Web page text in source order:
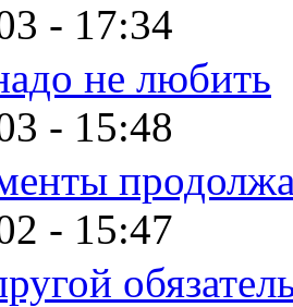
- 17:34
не любить
- 15:48
- 15:47